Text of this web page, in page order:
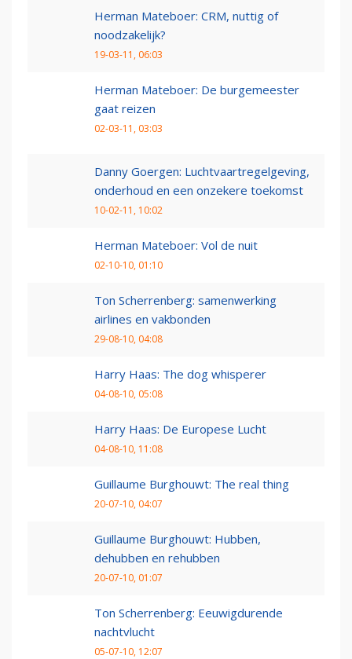
Herman Mateboer: CRM, nuttig of
noodzakelijk?
19-03-11, 06:03
Herman Mateboer: De burgemeester
gaat reizen
02-03-11, 03:03
Danny Goergen: Luchtvaartregelgeving,
onderhoud en een onzekere toekomst
10-02-11, 10:02
Herman Mateboer: Vol de nuit
02-10-10, 01:10
Ton Scherrenberg: samenwerking
airlines en vakbonden
29-08-10, 04:08
Harry Haas: The dog whisperer
04-08-10, 05:08
Harry Haas: De Europese Lucht
04-08-10, 11:08
Guillaume Burghouwt: The real thing
20-07-10, 04:07
Guillaume Burghouwt: Hubben,
dehubben en rehubben
20-07-10, 01:07
Ton Scherrenberg: Eeuwigdurende
nachtvlucht
05-07-10, 12:07